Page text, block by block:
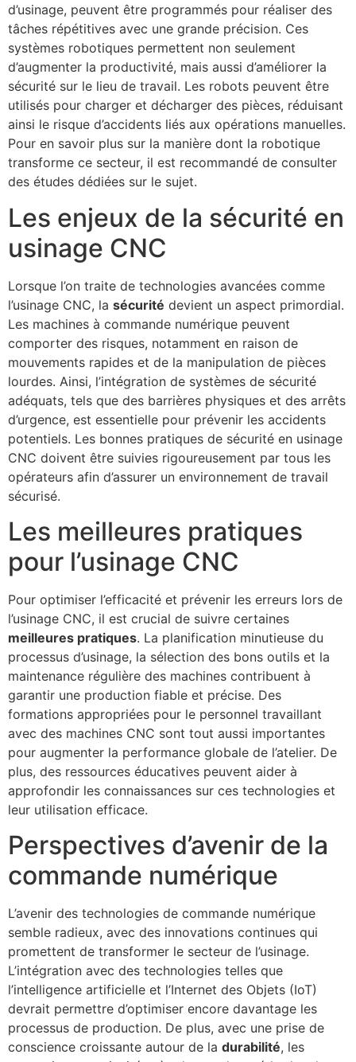
d’usinage, peuvent être programmés pour réaliser des
tâches répétitives avec une grande précision. Ces
systèmes robotiques permettent non seulement
d’augmenter la productivité, mais aussi d’améliorer la
sécurité sur le lieu de travail. Les robots peuvent être
utilisés pour charger et décharger des pièces, réduisant
ainsi le risque d’accidents liés aux opérations manuelles.
Pour en savoir plus sur la manière dont la robotique
transforme ce secteur, il est recommandé de consulter
des études dédiées sur le sujet.
Les enjeux de la sécurité en
usinage CNC
Lorsque l’on traite de technologies avancées comme
l’usinage CNC, la sécurité devient un aspect primordial.
Les machines à commande numérique peuvent
comporter des risques, notamment en raison de
mouvements rapides et de la manipulation de pièces
lourdes. Ainsi, l’intégration de systèmes de sécurité
adéquats, tels que des barrières physiques et des arrêts
d’urgence, est essentielle pour prévenir les accidents
potentiels. Les bonnes pratiques de sécurité en usinage
CNC doivent être suivies rigoureusement par tous les
opérateurs afin d’assurer un environnement de travail
sécurisé.
Les meilleures pratiques
pour l’usinage CNC
Pour optimiser l’efficacité et prévenir les erreurs lors de
l’usinage CNC, il est crucial de suivre certaines
meilleures pratiques. La planification minutieuse du
processus d’usinage, la sélection des bons outils et la
maintenance régulière des machines contribuent à
garantir une production fiable et précise. Des
formations appropriées pour le personnel travaillant
avec des machines CNC sont tout aussi importantes
pour augmenter la performance globale de l’atelier. De
plus, des ressources éducatives peuvent aider à
approfondir les connaissances sur ces technologies et
leur utilisation efficace.
Perspectives d’avenir de la
commande numérique
L’avenir des technologies de commande numérique
semble radieux, avec des innovations continues qui
promettent de transformer le secteur de l’usinage.
L’intégration avec des technologies telles que
l’intelligence artificielle et l’Internet des Objets (IoT)
devrait permettre d’optimiser encore davantage les
processus de production. De plus, avec une prise de
conscience croissante autour de la durabilité, les